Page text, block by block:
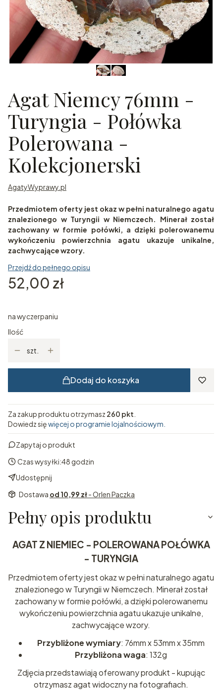
Agat Niemcy 76mm -
Turyngia - Połówka
Polerowana -
Kolekcjonerski
AgatyWyprawy.pl
Przedmiotem oferty jest okaz w pełni naturalnego agatu
znalezionego w Turyngii w Niemczech. Minerał został
zachowany w formie połówki, a dzięki polerowanemu
wykończeniu powierzchnia agatu ukazuje unikalne,
zachwycające wzory.
Przejdź do pełnego opisu
Cena
52,00 zł
na wyczerpaniu
Ilość
szt.
Dodaj do koszyka
Za zakup produktu otrzymasz 260 pkt
Dowiedz sięwięcej o programie lojalnościowym.
Zapytaj o produkt
Czas wysyłki:48 godzin
Udostępnij
Dostawa od 10,99 zł- Orlen Paczka
Pełny opis produktu
AGAT Z NIEMIEC - POLEROWANA POŁÓWKA
- TURYNGIA
Przedmiotem oferty jest okaz w pełni naturalnego agatu
znalezionego w Turyngii w Niemczech. Minerał został
zachowany w formie połówki, a dzięki polerowanemu
wykończeniu powierzchnia agatu ukazuje unikalne,
zachwycające wzory.
Przybliżone wymiary: 76mm x 53mm x 35mm
Przybliżona waga: 132g
Zdjęcia przedstawiają oferowany produkt - kupując
otrzymasz agat widoczny na fotografiach.